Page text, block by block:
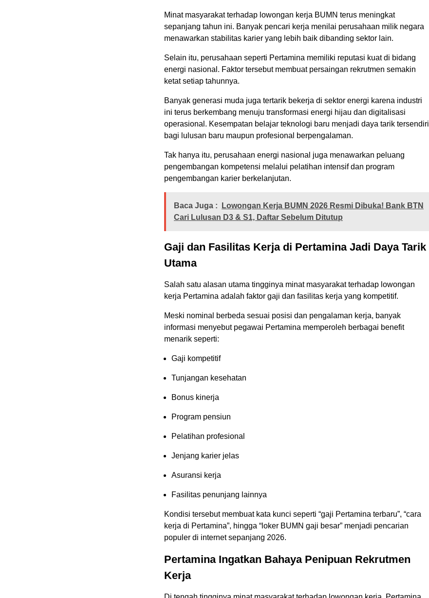
Minat masyarakat terhadap lowongan kerja BUMN terus meningkat
sepanjang tahun ini. Banyak pencari kerja menilai perusahaan milik negara
menawarkan stabilitas karier yang lebih baik dibanding sektor lain.
Selain itu, perusahaan seperti Pertamina memiliki reputasi kuat di bidang
energi nasional. Faktor tersebut membuat persaingan rekrutmen semakin
ketat setiap tahunnya.
Banyak generasi muda juga tertarik bekerja di sektor energi karena industri
ini terus berkembang menuju transformasi energi hijau dan digitalisasi
operasional. Kesempatan belajar teknologi baru menjadi daya tarik tersendiri
bagi lulusan baru maupun profesional berpengalaman.
Tak hanya itu, perusahaan energi nasional juga menawarkan peluang
pengembangan kompetensi melalui pelatihan intensif dan program
pengembangan karier berkelanjutan.
Baca Juga :
Lowongan Kerja BUMN 2026 Resmi Dibuka! Bank BTN
Cari Lulusan D3 & S1, Daftar Sebelum Ditutup
Gaji dan Fasilitas Kerja di Pertamina Jadi Daya Tarik
Utama
Salah satu alasan utama tingginya minat masyarakat terhadap lowongan
kerja Pertamina adalah faktor gaji dan fasilitas kerja yang kompetitif.
Meski nominal berbeda sesuai posisi dan pengalaman kerja, banyak
informasi menyebut pegawai Pertamina memperoleh berbagai benefit
menarik seperti:
Gaji kompetitif
Tunjangan kesehatan
Bonus kinerja
Program pensiun
Pelatihan profesional
Jenjang karier jelas
Asuransi kerja
Fasilitas penunjang lainnya
Kondisi tersebut membuat kata kunci seperti “gaji Pertamina terbaru”, “cara
kerja di Pertamina”, hingga “loker BUMN gaji besar” menjadi pencarian
populer di internet sepanjang 2026.
Pertamina Ingatkan Bahaya Penipuan Rekrutmen
Kerja